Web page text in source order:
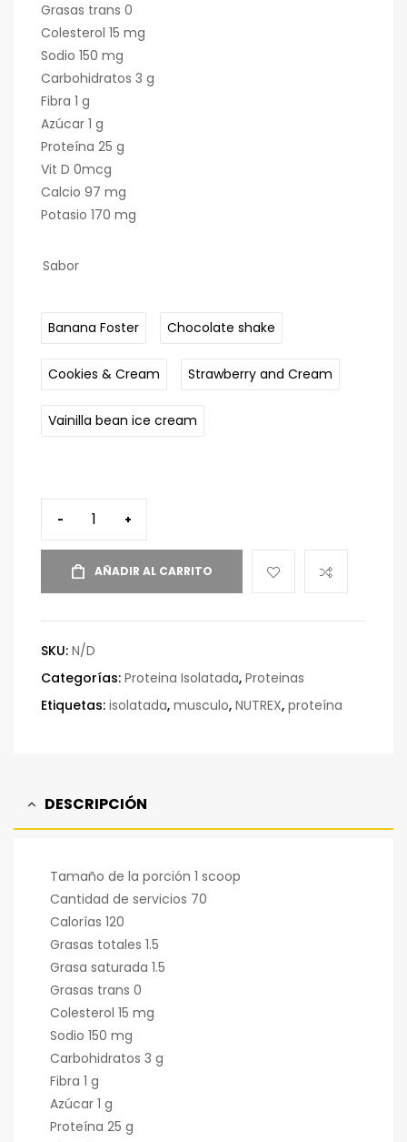
Grasas trans 0
Colesterol 15 mg
Sodio 150 mg
Carbohidratos 3 g
Fibra 1 g
Azúcar 1 g
Proteína 25 g
Vit D 0mcg
Calcio 97 mg
Potasio 170 mg
Sabor
Banana Foster Chocolate shake
Cookies & Cream Strawberry and Cream
Vainilla bean ice cream
- +
AÑADIR AL CARRITO
SKU: N/D
Categorías: Proteina Isolatada, Proteinas
Etiquetas: isolatada, musculo, NUTREX, proteína
DESCRIPCIÓN
Tamaño de la porción 1 scoop
Cantidad de servicios 70
Calorías 120
Grasas totales 1.5
Grasa saturada 1.5
Grasas trans 0
Colesterol 15 mg
Sodio 150 mg
Carbohidratos 3 g
Fibra 1 g
Azúcar 1 g
Proteína 25 g